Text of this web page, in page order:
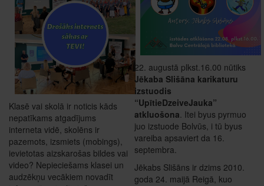
Klasē vai skolā ir noticis kāds
nepatīkams atgadījums
interneta vidē, skolēns ir
pazemots, izsmiets (mobings),
ievietotas aizskarošas bildes vai
video? Nepieciešams klasei un
audzēkņu vecākiem novadīt
22. augustā plkst.16.00 nūtiks
Jēkaba Slišāna karikaturu
izstuodis
“UpītieDzeiveJauka”
atkluošona. Itei byus pyrmuo
juo izstuode Bolvūs, i tū byus
vareiba apsaviert da 16.
septembra.
Jēkabs Slišāns ir dzims 2010.
goda 24. maijā Reigā, kuo